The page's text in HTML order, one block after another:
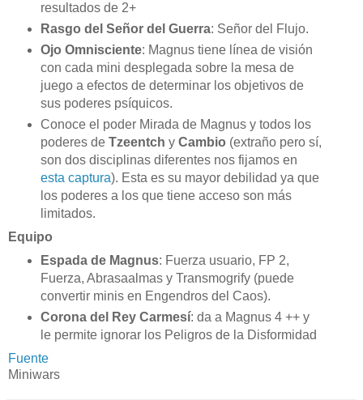
resultados de 2+
Rasgo del Señor del Guerra: Señor del Flujo.
Ojo Omnisciente: Magnus tiene línea de visión
con cada mini desplegada sobre la mesa de
juego a efectos de determinar los objetivos de
sus poderes psíquicos.
Conoce el poder Mirada de Magnus y todos los
poderes de Tzeentch y Cambio (extraño pero sí,
son dos disciplinas diferentes nos fijamos en
esta captura). Esta es su mayor debilidad ya que
los poderes a los que tiene acceso son más
limitados.
Equipo
Espada de Magnus: Fuerza usuario, FP 2,
Fuerza, Abrasaalmas y Transmogrify (puede
convertir minis en Engendros del Caos).
Corona del Rey Carmesí: da a Magnus 4 ++ y
le permite ignorar los Peligros de la Disformidad
Fuente
Miniwars